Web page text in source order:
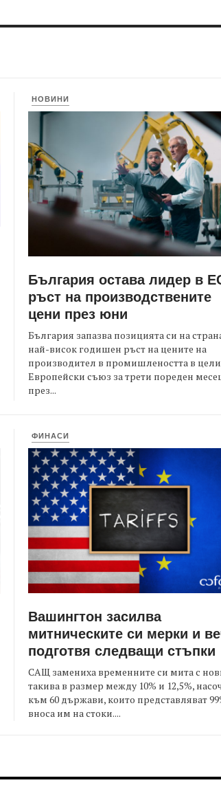
НОВИНИ
България остава лидер в
ръст на производствените
цени през юни
България запазва позицията си на
най-висок годишен ръст на цените на
производител в промишлеността в
Европейски съюз за трети пореден
през...
ФИНАСИ
Вашингтон засилва
митническите си мерки и
подготвя следващи стъпки
САЩ замениха временните си мита с
такива в размер между 10% и 12,5%,
към 60 държави, които представляват
вноса им на стоки....